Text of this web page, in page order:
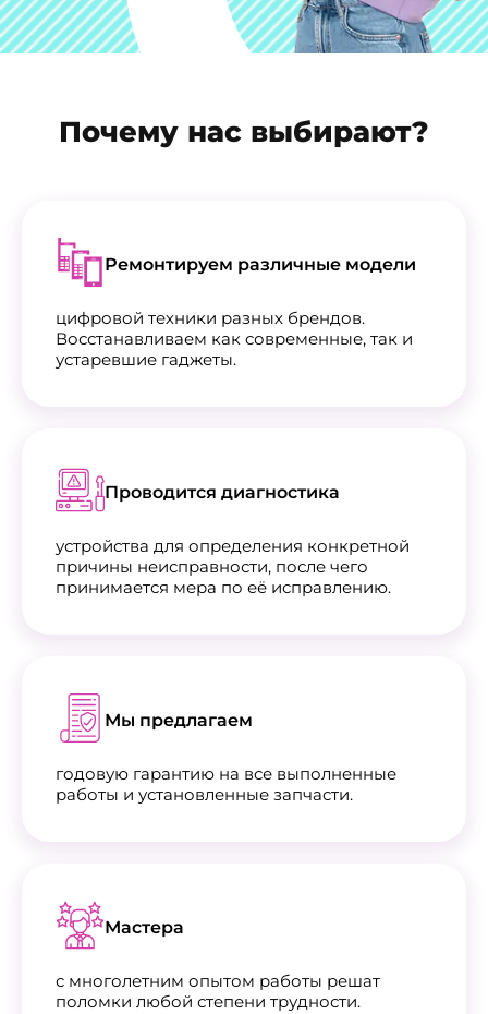
Почему нас выбирают?
Ремонтируем различные модели
цифровой техники разных брендов.
Восстанавливаем как современные, так и
устаревшие гаджеты.
Проводится диагностика
устройства для определения конкретной
причины неисправности, после чего
принимается мера по её исправлению.
Мы предлагаем
годовую гарантию на все выполненные
работы и установленные запчасти.
Мастера
с многолетним опытом работы решат
поломки любой степени трудности.